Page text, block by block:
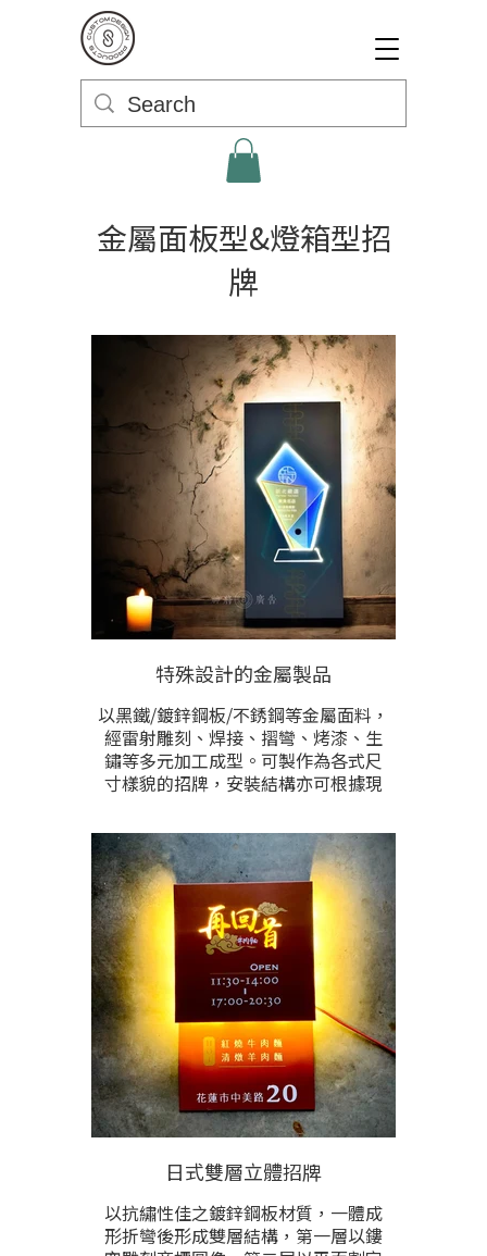
金屬面板型&燈箱型招
牌
特殊設計的金屬製品
以黑鐵/鍍鋅鋼板/不銹鋼等金屬面料，
經雷射雕刻、焊接、摺彎、烤漆、生
鏽等多元加工成型。可製作為各式尺
寸樣貌的招牌，安裝結構亦可根據現
結構。圖文內容呈現方式能以鏤空雕
刻後配合LED燈，使招牌內容能竄出光
線而產生凸顯而明亮的效果，或以立
體字雕刻等多元設計做工來呈現。尺
寸、材質、風格、顏色、安裝方式，
皆可根據需求設計。請提供訂做需求
洽詢。
日式雙層立體招牌
以抗繡性佳之鍍鋅鋼板材質，一體成
形折彎後形成雙層結構，第一層以鏤